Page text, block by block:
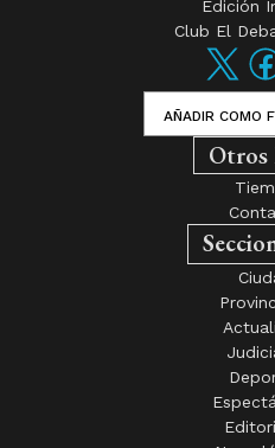
AÑADIR COMO
Otros
El diario de Gualeguay - Desde